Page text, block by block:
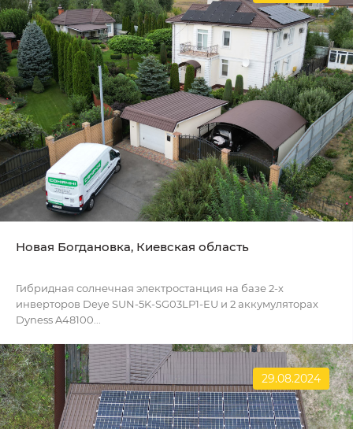
Новая Богдановка, Киевская область
Гибридная солнечная электростанция на базе 2-х
инверторов Deye SUN-5K-SG03LP1-EU и 2 аккумуляторах
Dyness A48100...
29.08.2024